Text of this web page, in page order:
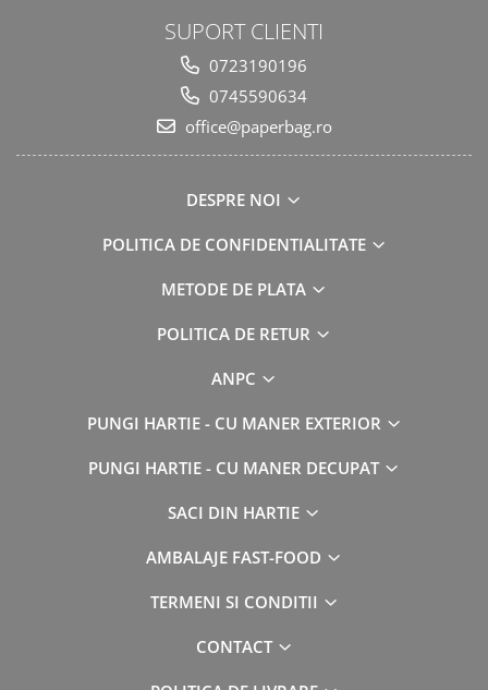
SUPORT CLIENTI
0723190196
0745590634
office@paperbag.ro
DESPRE NOI
POLITICA DE CONFIDENTIALITATE
METODE DE PLATA
POLITICA DE RETUR
ANPC
PUNGI HARTIE - CU MANER EXTERIOR
PUNGI HARTIE - CU MANER DECUPAT
SACI DIN HARTIE
AMBALAJE FAST-FOOD
TERMENI SI CONDITII
CONTACT